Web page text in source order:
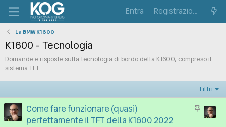
Entra Registrazione
La BMW K1600
K1600 - Tecnologia
Domande e risposte sulla tecnologia di bordo della K1600, compreso il
sistema TFT
Filtri
I
Come fare funzionare (quasi)
perfettamente il TFT della K1600 2022